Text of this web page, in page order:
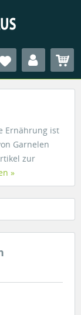
Ernährung ist
Garnelen
zur
»